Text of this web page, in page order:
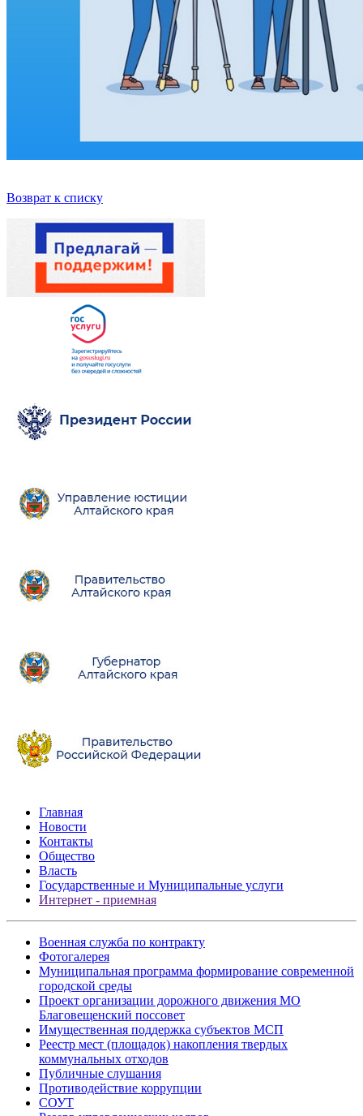
Возврат к списку
Главная
Новости
Контакты
Общество
Власть
Государственные и Муниципальные услуги
Интернет - приемная
Военная служба по контракту
Фотогалерея
Муниципальная программа формирование современной
городской среды
Проект организации дорожного движения МО
Благовещенский поссовет
Имущественная поддержка субъектов МСП
Реестр мест (площадок) накопления твердых
коммунальных отходов
Публичные слушания
Противодействие коррупции
СОУТ